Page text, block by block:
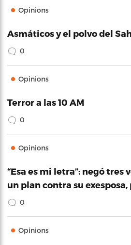
Opinions
Asmáticos y el polvo del
0
Opinions
Terror a las 10 AM
0
Opinions
“Esa es mi letra”: negó tres
un plan contra su exesposa,
0
Opinions